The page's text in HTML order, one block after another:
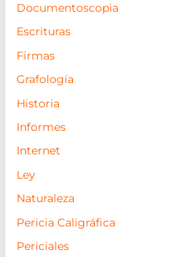
Documentoscopia
Escrituras
Firmas
Grafología
Historia
Informes
Internet
Ley
Naturaleza
Pericia Caligráfica
Periciales